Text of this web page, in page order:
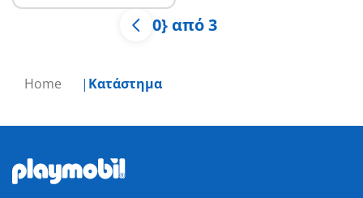
Home Κατάστημα
0} από 3